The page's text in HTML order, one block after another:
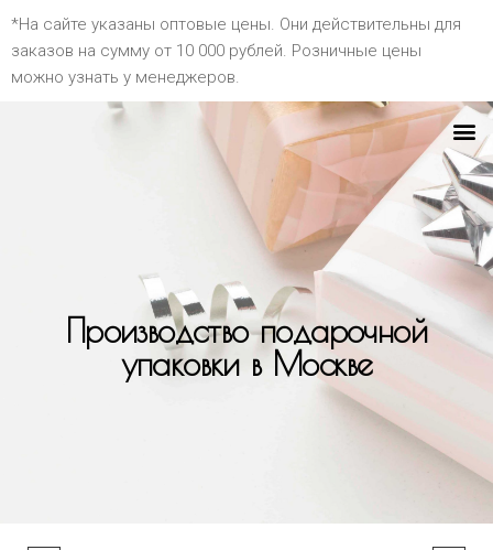
*На сайте указаны оптовые цены. Они действительны для
заказов на сумму от 10 000 рублей. Розничные цены
можно узнать у менеджеров.
Производство подарочной
упаковки в Москве